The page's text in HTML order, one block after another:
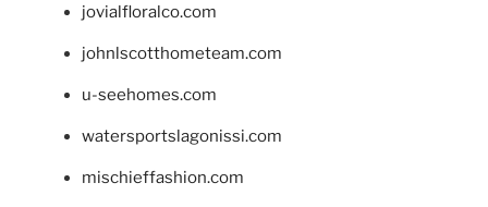
jovialfloralco.com
johnlscotthometeam.com
u-seehomes.com
watersportslagonissi.com
mischieffashion.com